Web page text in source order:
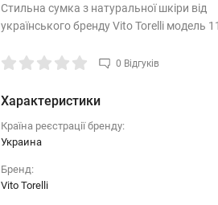
Стильна сумка з натуральної шкіри від
українського бренду Vito Torelli модель
0 Відгуків
Характеристики
Країна реєстрації бренду:
Украина
Бренд:
Vito Torelli